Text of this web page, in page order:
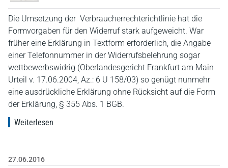
Die Umsetzung der Verbraucherrechterichtlinie hat die
Formvorgaben für den Widerruf stark aufgeweicht. War
früher eine Erklärung in Textform erforderlich, die Angabe
einer Telefonnummer in der Widerrufsbelehrung sogar
wettbewerbswidrig (Oberlandesgericht Frankfurt am Main
Urteil v. 17.06.2004, Az.: 6 U 158/03) so genügt nunmehr
eine ausdrückliche Erklärung ohne Rücksicht auf die Form
der Erklärung, § 355 Abs. 1 BGB.
Weiterlesen
27.06.2016